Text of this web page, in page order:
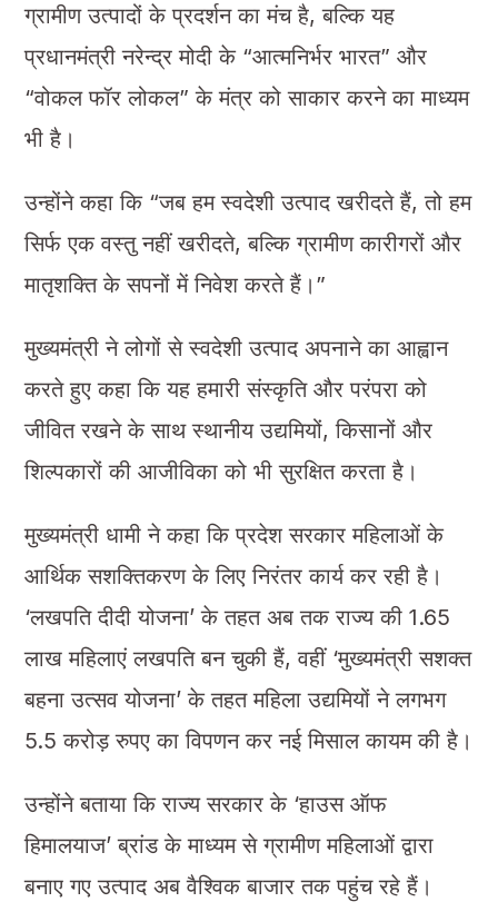
ग्रामीण उत्पादों के प्रदर्शन का मंच है, बल्कि यह
प्रधानमंत्री नरेन्द्र मोदी के “आत्मनिर्भर भारत” और
“वोकल फॉर लोकल” के मंत्र को साकार करने का माध्यम
भी है।
उन्होंने कहा कि “जब हम स्वदेशी उत्पाद खरीदते हैं, तो हम
सिर्फ एक वस्तु नहीं खरीदते, बल्कि ग्रामीण कारीगरों और
मातृशक्ति के सपनों में निवेश करते हैं।”
मुख्यमंत्री ने लोगों से स्वदेशी उत्पाद अपनाने का आह्वान
करते हुए कहा कि यह हमारी संस्कृति और परंपरा को
जीवित रखने के साथ स्थानीय उद्यमियों, किसानों और
शिल्पकारों की आजीविका को भी सुरक्षित करता है।
मुख्यमंत्री धामी ने कहा कि प्रदेश सरकार महिलाओं के
आर्थिक सशक्तिकरण के लिए निरंतर कार्य कर रही है।
‘लखपति दीदी योजना’ के तहत अब तक राज्य की 1.65
लाख महिलाएं लखपति बन चुकी हैं, वहीं ‘मुख्यमंत्री सशक्त
बहना उत्सव योजना’ के तहत महिला उद्यमियों ने लगभग
5.5 करोड़ रुपए का विपणन कर नई मिसाल कायम की है।
उन्होंने बताया कि राज्य सरकार के ‘हाउस ऑफ
हिमालयाज’ ब्रांड के माध्यम से ग्रामीण महिलाओं द्वारा
बनाए गए उत्पाद अब वैश्विक बाजार तक पहुंच रहे हैं।